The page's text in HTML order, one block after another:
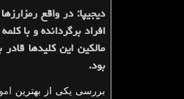
دیجیپا: در واقع
افراد برگردانده و با
مالكین این كلیدها
بود.
بررسی یکی از بهترین